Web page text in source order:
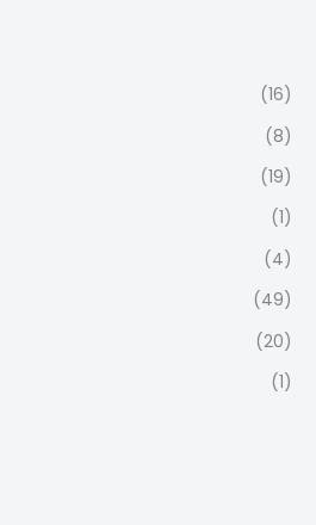
(16)
(8)
(19)
(1)
(4)
(49)
(20)
(1)